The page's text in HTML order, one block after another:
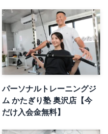
パーソナルトレーニングジ
ム かたぎり塾 奥沢店【今
だけ入会金無料】